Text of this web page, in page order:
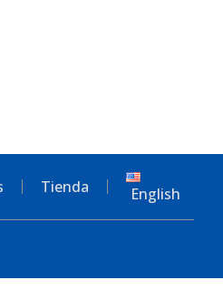
Tienda English